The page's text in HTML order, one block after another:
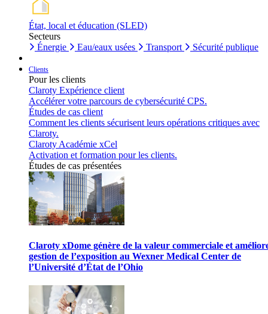
État, local et éducation (SLED)
Secteurs
Énergie
Eau/eaux usées Transport Sécurité publique
Clients
Pour les clients
Claroty Expérience client
Accélérer votre parcours de cybersécurité CPS.
Études de cas client
Comment les clients sécurisent leurs opérations critiques avec
Claroty.
Claroty Académie xCel
Activation et formation pour les clients.
Études de cas présentées
Claroty xDome génère de la valeur commerciale et
gestion de l’exposition au Wexner Medical Center de
l’Université d’État de l’Ohio